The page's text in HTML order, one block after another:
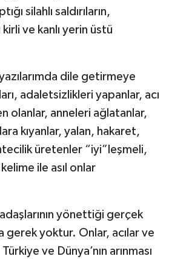
silahlı saldırıların,
ve kanlı yerin üstü
dile getirmeye
adaletsizlikleri yapanlar, acı
olanlar, anneleri ağlatanlar,
kıyanlar, yalan, hakaret,
üretenler “iyi”leşmeli,
ile asıl onlar
yönettiği gerçek
gerek yoktur. Onlar, acılar ve
ve Dünya’nın arınması